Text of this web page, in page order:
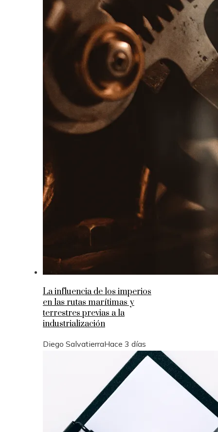
La influencia de los imperios
en las rutas marítimas y
terrestres previas a la
industrialización
Diego SalvatierraHace 3 días